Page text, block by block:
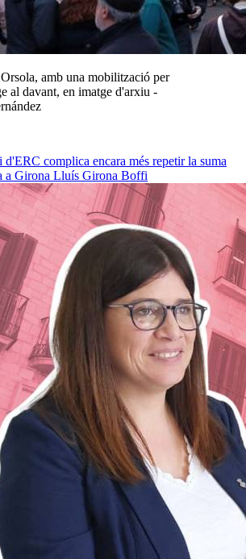
amb una mobilització per
al davant, en imatge d'arxiu -
d'ERC complica encara més repetir la suma
a Girona Lluís Girona Boffi